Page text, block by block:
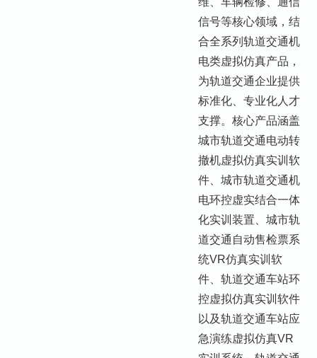
信号等核心领域，结
合全系列轨道交通机
电类虚拟仿真产品，
为轨道交通企业提供
标准化、专业化人才
支撑。核心产品涵盖
城市轨道交通电动转
撤机虚拟仿真实训软
件、城市轨道交通机
电环控虚实结合一体
化实训装置、城市轨
道交通自动售检票系
统VR仿真实训软
件、轨道交通车站环
控虚拟仿真实训软件
以及轨道交通车站应
急演练虚拟仿真VR